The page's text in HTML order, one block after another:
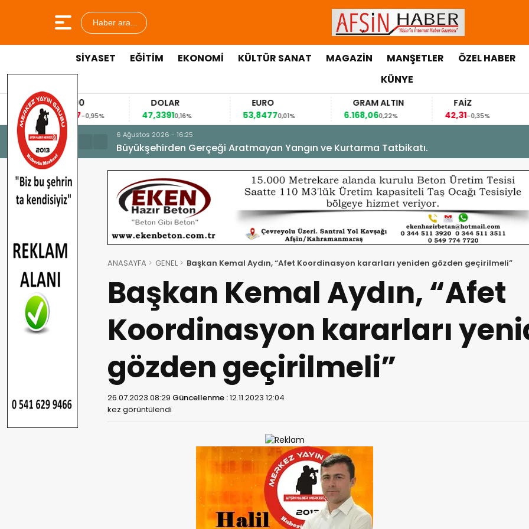
Haber ara...
SİYASET EĞİTİM EKONOMİ KÜLTÜR SANAT MAGAZİN MANŞETLER
ÖZEL HABER
KÜNYE
BIST 100
13.943,87-0,95%
DOLAR
47,33910,16%
EURO
53,84770,01%
GRAM ALTIN
6.168,060,22%
FAİZ
42,31-0,35%
6 Ağustos 2026 - 16:25
Büyükşehirden Gerçeği Aratmayan Yangın ve Kurtarma Tatbikatı.
ANASAYFA GENEL Başkan Kemal Aydın, “Afet Koordinasyon kararları yeniden gözden geçirilmeli”
Başkan Kemal Aydın, “Afet
Koordinasyon kararları
gözden geçirilmeli”
26.07.2023 08:29 Güncellenme :12.11.2023 12:04
kez görüntülendi